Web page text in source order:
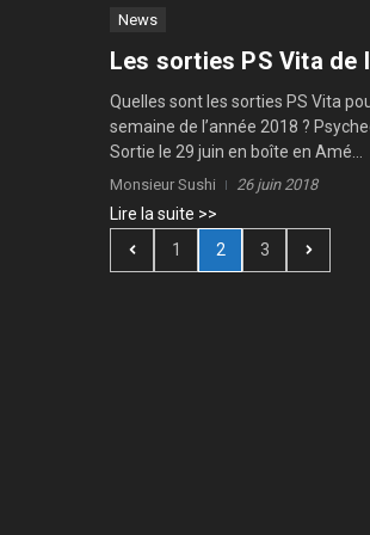
News
Les sorties PS Vita de
Quelles sont les sorties PS Vita
semaine de l’année 2018 ?
Sortie le 29 juin en boîte en Amé...
Monsieur Sushi 26 juin 2018
Lire la suite >>
1
2 3